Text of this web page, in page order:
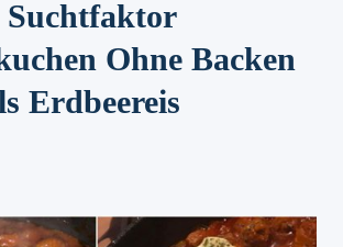
Ohne Backen
Erdbeereis